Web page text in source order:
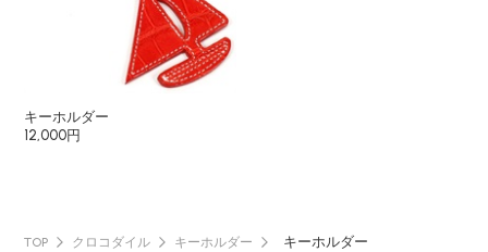
キーホルダー
12,000円
TOP クロコダイル キーホルダー キーホルダー